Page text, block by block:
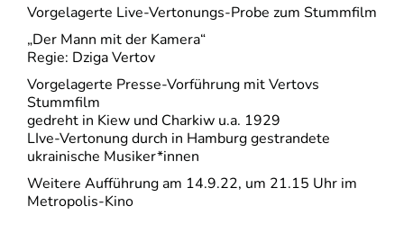
Vorgelagerte Live-Vertonungs-Probe zum Stummfilm
„Der Mann mit der Kamera“
Regie: Dziga Vertov
Vorgelagerte Presse-Vorführung mit Vertovs
Stummfilm
gedreht in Kiew und Charkiw u.a. 1929
LIve-Vertonung durch in Hamburg gestrandete
ukrainische Musiker*innen
Weitere Aufführung am 14.9.22, um 21.15 Uhr im
Metropolis-Kino